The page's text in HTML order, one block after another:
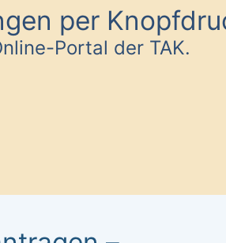
per
Portal der TAK.